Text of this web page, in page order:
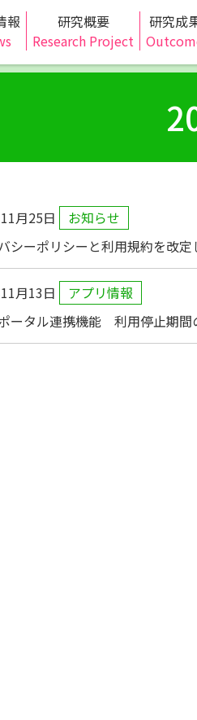
報
研究概要
Research Project
研究成
月25日
お知らせ
シーポリシーと利用規約を改定
月13日
アプリ情報
ータル連携機能 利用停止期間